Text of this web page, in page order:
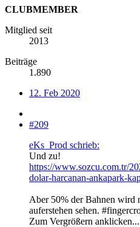
CLUBMEMBER
Mitglied seit
2013
Beiträge
1.890
12. Feb 2020
#209
eKs_Prod schrieb:
Und zu!
https://www.sozcu.com.tr/
dolar-harcanan-ankapark-
Aber 50% der Bahnen wird
auferstehen sehen.
Zum Vergrößern